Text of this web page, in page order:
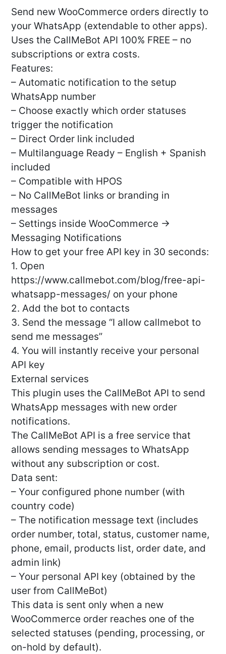
Send new WooCommerce orders directly to
your WhatsApp (extendable to other apps).
Uses the CallMeBot API 100% FREE – no
subscriptions or extra costs.
Features:
– Automatic notification to the setup
WhatsApp number
– Choose exactly which order statuses
trigger the notification
– Direct Order link included
– Multilanguage Ready – English + Spanish
included
– Compatible with HPOS
– No CallMeBot links or branding in
messages
– Settings inside WooCommerce →
Messaging Notifications
How to get your free API key in 30 seconds:
1. Open
https://www.callmebot.com/blog/free-api-
whatsapp-messages/ on your phone
2. Add the bot to contacts
3. Send the message “I allow callmebot to
send me messages”
4. You will instantly receive your personal
API key
External services
This plugin uses the CallMeBot API to send
WhatsApp messages with new order
notifications.
The CallMeBot API is a free service that
allows sending messages to WhatsApp
without any subscription or cost.
Data sent:
– Your configured phone number (with
country code)
– The notification message text (includes
order number, total, status, customer name,
phone, email, products list, order date, and
admin link)
– Your personal API key (obtained by the
user from CallMeBot)
This data is sent only when a new
WooCommerce order reaches one of the
selected statuses (pending, processing, or
on-hold by default).